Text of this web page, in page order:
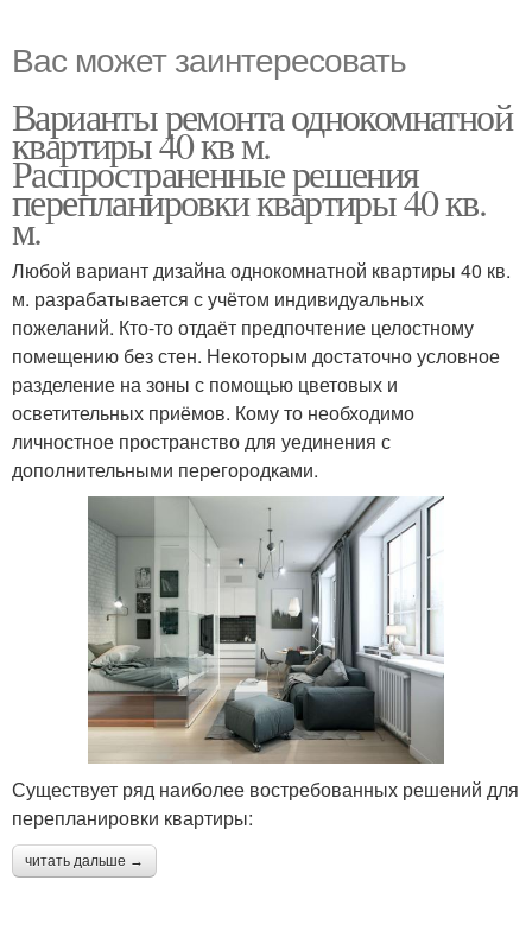
Вас может заинтересовать
Варианты ремонта однокомнатной
квартиры 40 кв м.
Распространенные решения
перепланировки квартиры 40 кв.
м.
Любой вариант дизайна однокомнатной квартиры 40 кв.
м. разрабатывается с учётом индивидуальных
пожеланий. Кто-то отдаёт предпочтение целостному
помещению без стен. Некоторым достаточно условное
разделение на зоны с помощью цветовых и
осветительных приёмов. Кому то необходимо
личностное пространство для уединения с
дополнительными перегородками.
Существует ряд наиболее востребованных решений для
перепланировки квартиры:
читать дальше →